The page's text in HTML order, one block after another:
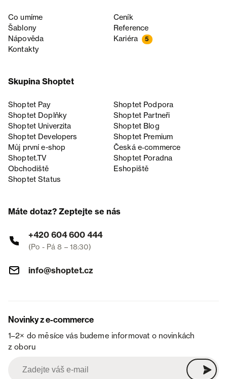
Co umíme
Ceník
Šablony
Reference
Nápověda
Kariéra 5
Kontakty
Skupina Shoptet
Shoptet Pay
Shoptet Podpora
Shoptet Doplňky
Shoptet Partneři
Shoptet Univerzita
Shoptet Blog
Shoptet Developers
Shoptet Premium
Můj první e-shop
Česká e‑commerce
Shoptet.TV
Shoptet Poradna
Obchodiště
Eshopiště
Shoptet Status
Máte dotaz? Zeptejte se nás
+420 604 600 444
(Po - Pá 8 – 18:30)
info@shoptet.cz
Novinky z e-commerce
1–2× do měsíce vás budeme informovat o novinkách
z oboru